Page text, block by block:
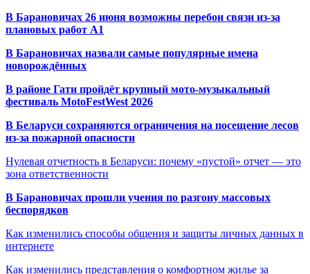
В Барановичах 26 июня возможны перебои связи из-за
плановых работ A1
В Барановичах назвали самые популярные имена
новорождённых
В районе Гати пройдёт крупный мото-музыкальный
фестиваль MotoFestWest 2026
В Беларуси сохраняются ограничения на посещение лесов
из-за пожарной опасности
Нулевая отчетность в Беларуси: почему «пустой» отчет — это
зона ответственности
В Барановичах прошли учения по разгону массовых
беспорядков
Как изменились способы общения и защиты личных данных в
интернете
Как изменились представления о комфортном жилье за